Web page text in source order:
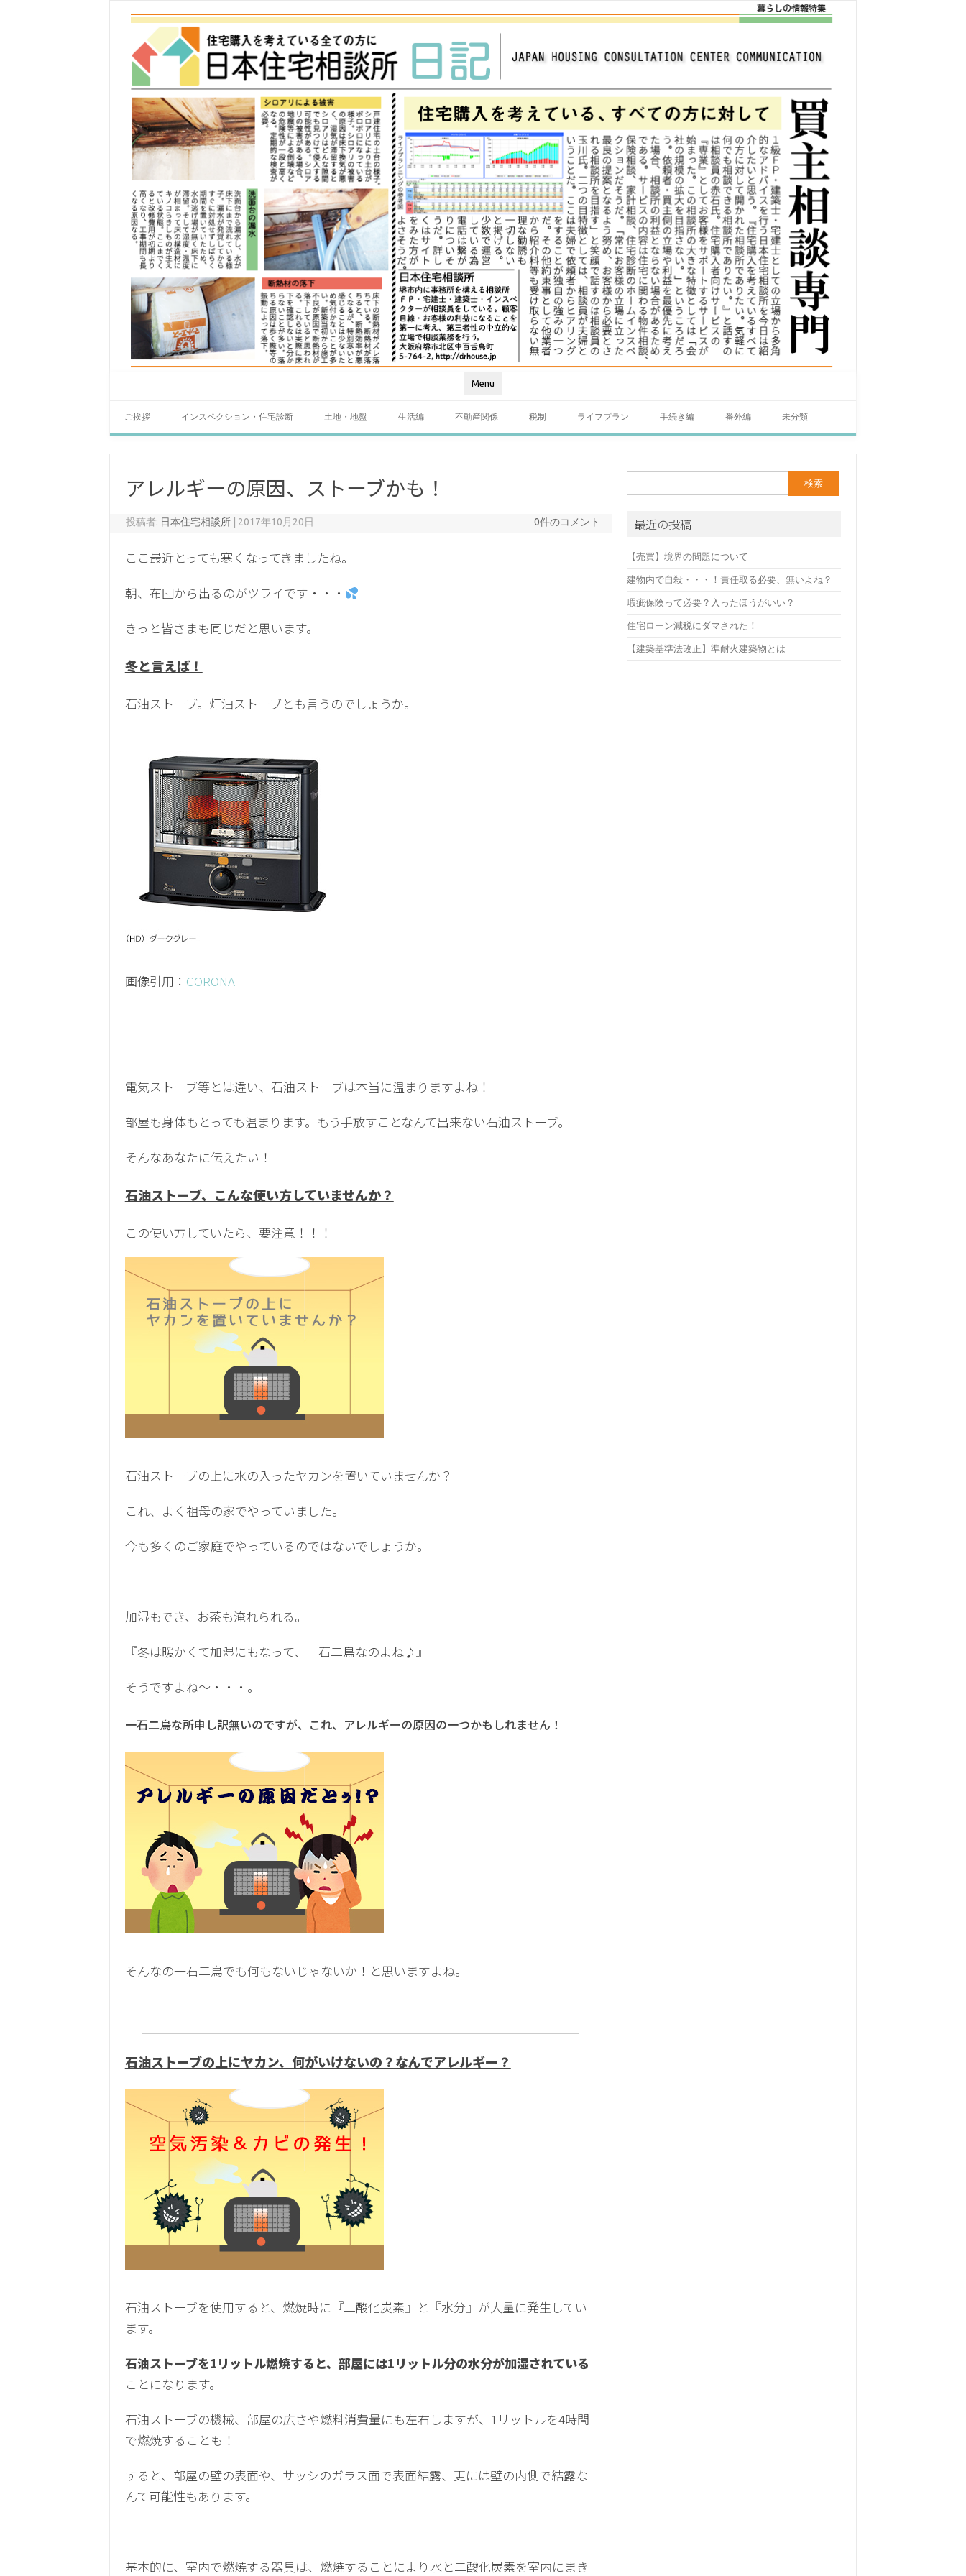
Menu
ご挨拶 インスペクション・住宅診断 土地・地盤 生活編 不動産関係 税制 ライフプラン 手続き編 番外編 未分類
アレルギーの原因、ストーブかも！
投稿者: 日本住宅相談所 2017年10月20日 0件のコメント
ここ最近とっても寒くなってきましたね。
朝、布団から出るのがツライです・・・
きっと皆さまも同じだと思います。
冬と言えば！
石油ストーブ。灯油ストーブとも言うのでしょうか。
画像引用： CORONA
電気ストーブ等とは違い、石油ストーブは本当に温まりますよね！
部屋も身体もとっても温まります。もう手放すことなんて出来ない石油ストーブ。
そんなあなたに伝えたい！
石油ストーブ、こんな使い方していませんか？
この使い方していたら、要注意！！！
石油ストーブの上に水の入ったヤカンを置いていませんか？
これ、よく祖母の家でやっていました。
今も多くのご家庭でやっているのではないでしょうか。
加湿もでき、お茶も淹れられる。
『冬は暖かくて加湿にもなって、一石二鳥なのよね♪』
そうですよね～・・・。
一石二鳥な所申し訳無いのですが、これ、アレルギーの原因の一つかもしれません！
そんなの一石二鳥でも何もないじゃないか！と思いますよね。
石油ストーブの上にヤカン、何がいけないの？なんでアレルギー？
石油ストーブを使用すると、燃焼時に『二酸化炭素』と『水分』が大量に発生してい
ます。
石油ストーブを1リットル燃焼すると、部屋には1リットル分の水分が加湿されている
ことになります。
石油ストーブの機械、部屋の広さや燃料消費量にも左右しますが、1リットルを4時間
で燃焼することも！
すると、部屋の壁の表面や、サッシのガラス面で表面結露、更には壁の内側で結露な
んて可能性もあります。
基本的に、室内で燃焼する器具は、燃焼することにより水と二酸化炭素を室内にまき
索:
最近の投稿
【売買】境界の問題について
建物内で自殺・・・！責任取る必要、無いよね？
瑕疵保険って必要？入ったほうがいい？
住宅ローン減税にダマされた！
【建築基準法改正】準耐火建築物とは